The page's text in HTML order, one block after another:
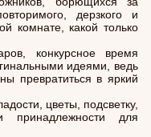
дерзкого и
комнате, какой только
конкурсное время
идеями, ведь
превратиться в яркий
цветы, подсветку,
принадлежности для